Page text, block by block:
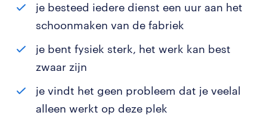
je besteed iedere dienst een uur aan het
schoonmaken van de fabriek
je bent fysiek sterk, het werk kan best
zwaar zijn
je vindt het geen probleem dat je veelal
alleen werkt op deze plek